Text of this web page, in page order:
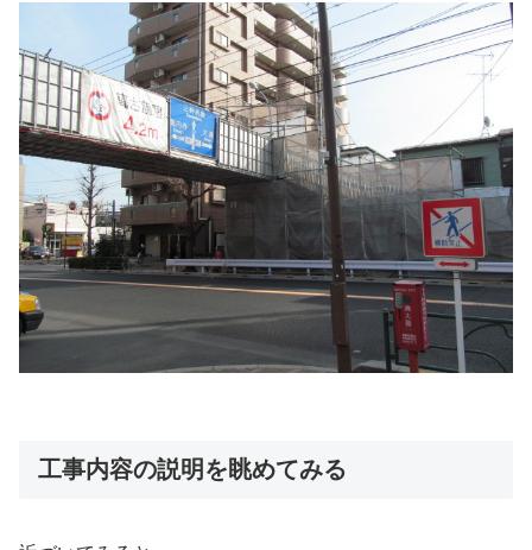
工事内容の説明を眺めてみる